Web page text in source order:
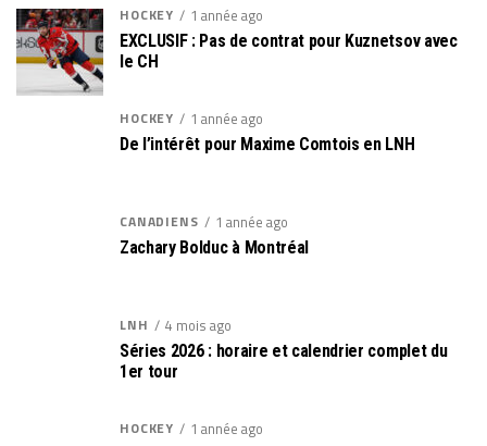
HOCKEY 1 année ago
EXCLUSIF : Pas de contrat pour Kuznetsov avec
le CH
HOCKEY 1 année ago
De l’intérêt pour Maxime Comtois en LNH
CANADIENS 1 année ago
Zachary Bolduc à Montréal
LNH 4 mois ago
Séries 2026 : horaire et calendrier complet du
1er tour
HOCKEY 1 année ago